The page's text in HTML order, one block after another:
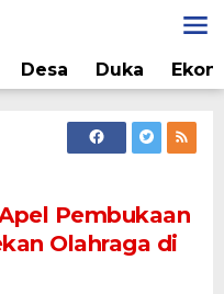
Desa Duka
Pembukaan
Olahraga di